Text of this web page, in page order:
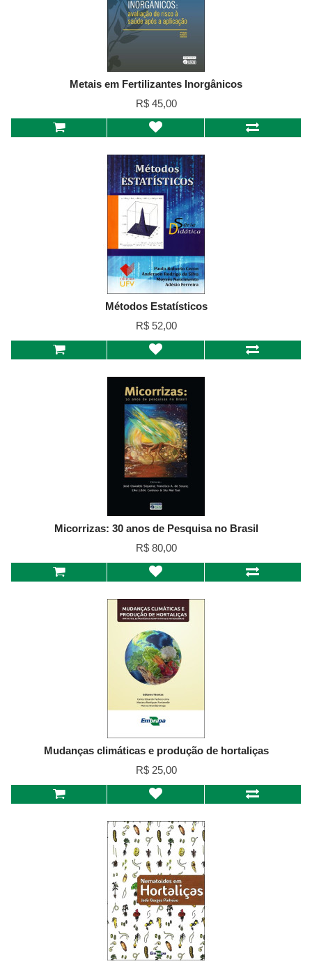
Metais em Fertilizantes Inorgânicos
R$ 45,00
Métodos Estatísticos
R$ 52,00
Micorrizas: 30 anos de Pesquisa no Brasil
R$ 80,00
Mudanças climáticas e produção de hortaliças
R$ 25,00